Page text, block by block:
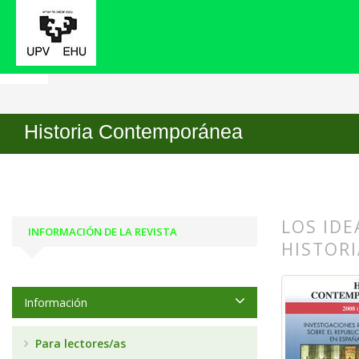
Historia Contemporánea
Inicio Archivos Núm. 37 (2008):
LOS
INFORMACIÓN DE LA REVISTA
Información
Para lectores/as